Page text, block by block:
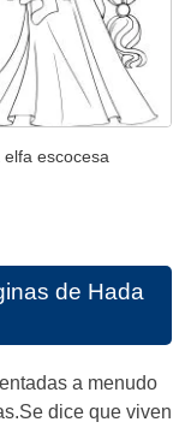
elfa escocesa
de Hada
a menudo
dice que viven